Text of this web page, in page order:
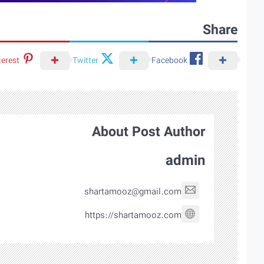
Share
Facebook
Twitter
About Post Author
admin
shartamooz@gmail.com
https://shartamooz.com